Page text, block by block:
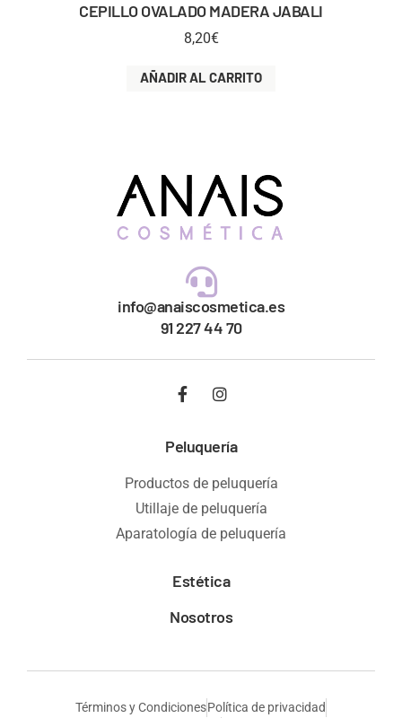
CEPILLO OVALADO MADERA JABALI
8,20€
AÑADIR AL CARRITO
info@anaiscosmetica.es
91 227 44 70
Peluquería
Productos de peluquería
Utillaje de peluquería
Aparatología de peluquería
Estética
Nosotros
Términos y CondicionesPolítica de privacidad